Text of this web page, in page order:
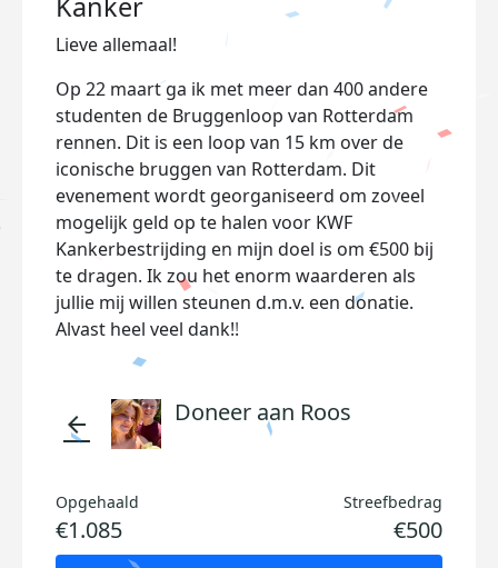
Lieve allemaal!
Op 22 maart ga ik met meer dan 400 andere
studenten de Bruggenloop van Rotterdam
rennen. Dit is een loop van 15 km over de
iconische bruggen van Rotterdam. Dit
evenement wordt georganiseerd om zoveel
mogelijk geld op te halen voor KWF
Kankerbestrijding en mijn doel is om €500 bij
te dragen. Ik zou het enorm waarderen als
jullie mij willen steunen d.m.v. een donatie.
Alvast heel veel dank!!
arrow_back Doneer aan Roos
Opgehaald
€1.085
Streefbedrag
€500